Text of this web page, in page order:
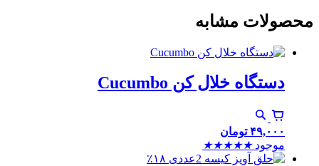
محصولات مشابه
دستگاه خلال کن Cucumbo
۴۹,۰۰۰ تومان
موجود ★
★
★
★
★
٪۱۸